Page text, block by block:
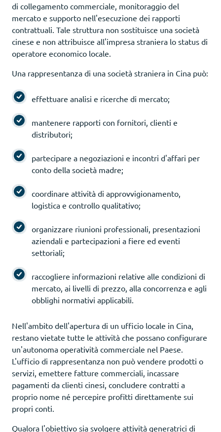
di collegamento commerciale, monitoraggio del
mercato e supporto nell'esecuzione dei rapporti
contrattuali. Tale struttura non sostituisce una società
cinese e non attribuisce all'impresa straniera lo status di
operatore economico locale.
Una rappresentanza di una società straniera in Cina può:
effettuare analisi e ricerche di mercato;
mantenere rapporti con fornitori, clienti e
distributori;
partecipare a negoziazioni e incontri d'affari per
conto della società madre;
coordinare attività di approvvigionamento,
logistica e controllo qualitativo;
organizzare riunioni professionali, presentazioni
aziendali e partecipazioni a fiere ed eventi
settoriali;
raccogliere informazioni relative alle condizioni di
mercato, ai livelli di prezzo, alla concorrenza e agli
obblighi normativi applicabili.
Nell'ambito dell'apertura di un ufficio locale in Cina,
restano vietate tutte le attività che possano configurare
un'autonoma operatività commerciale nel Paese.
L'ufficio di rappresentanza non può vendere prodotti o
servizi, emettere fatture commerciali, incassare
pagamenti da clienti cinesi, concludere contratti a
proprio nome né percepire profitti direttamente sui
propri conti.
Qualora l'obiettivo sia svolgere attività generatrici di